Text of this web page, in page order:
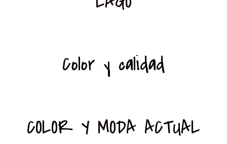
Color y calidad
COLOR Y MODA ACTUAL